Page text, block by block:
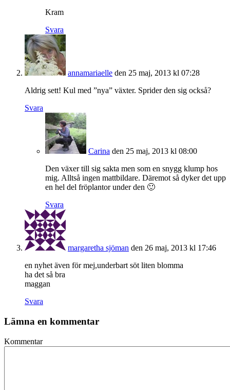
Kram
Svara
annamariaelle den 25 maj, 2013 kl 07:28
Aldrig sett! Kul med ”nya” växter. Sprider den sig också?
Svara
Carina den 25 maj, 2013 kl 08:00
Den växer till sig sakta men som en snygg klump hos
mig. Alltså ingen mattbildare. Däremot så dyker det upp
en hel del fröplantor under den 🙂
Svara
margaretha sjöman den 26 maj, 2013 kl 17:46
en nyhet även för mej,underbart söt liten blomma
ha det så bra
maggan
Svara
Lämna en kommentar
Kommentar